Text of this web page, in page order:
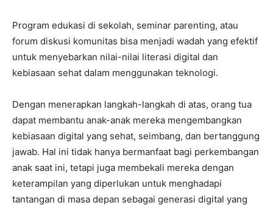
Program edukasi di sekolah, seminar parenting, atau
forum diskusi komunitas bisa menjadi wadah yang efektif
untuk menyebarkan nilai-nilai literasi digital dan
kebiasaan sehat dalam menggunakan teknologi.
Dengan menerapkan langkah-langkah di atas, orang tua
dapat membantu anak-anak mereka mengembangkan
kebiasaan digital yang sehat, seimbang, dan bertanggung
jawab. Hal ini tidak hanya bermanfaat bagi perkembangan
anak saat ini, tetapi juga membekali mereka dengan
keterampilan yang diperlukan untuk menghadapi
tantangan di masa depan sebagai generasi digital yang